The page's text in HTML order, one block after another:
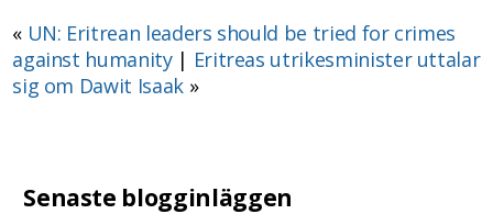
« UN: Eritrean leaders should be tried for crimes
against humanity| Eritreas utrikesminister uttalar
sig om Dawit Isaak»
Senaste blogginläggen